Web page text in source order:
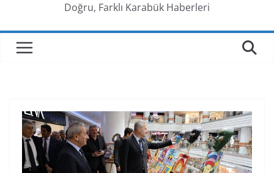
Doğru, Farklı Karabük Haberleri